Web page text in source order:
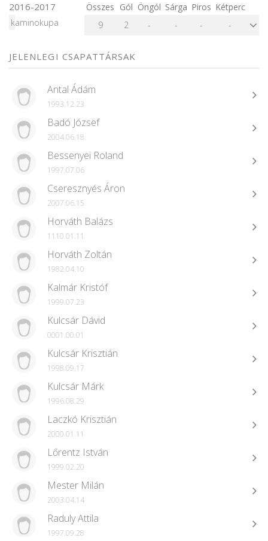
2016-2017 Összes Gól Öngól Sárga Piros Kétperc
kaminokupa
9 2 - - - -
JELENLEGI CSAPATTÁRSAK
Antal Ádám
1993.12.23
Badó József
2004.06.18
Bessenyei Roland
1997.07.06
Cseresznyés Áron
2007.06.15
Horváth Balázs
1110.01.11
Horváth Zoltán
1982.04.10
Kalmár Kristóf
1999.07.23
Kulcsár Dávid
0001.00.01
Kulcsár Krisztián
1998.09.17
Kulcsár Márk
1996.08.29
Laczkó Krisztián
2000.01.11
Lőrentz István
1999.02.20
Mester Milán
2003.04.14
Raduly Attila
1997.09.28